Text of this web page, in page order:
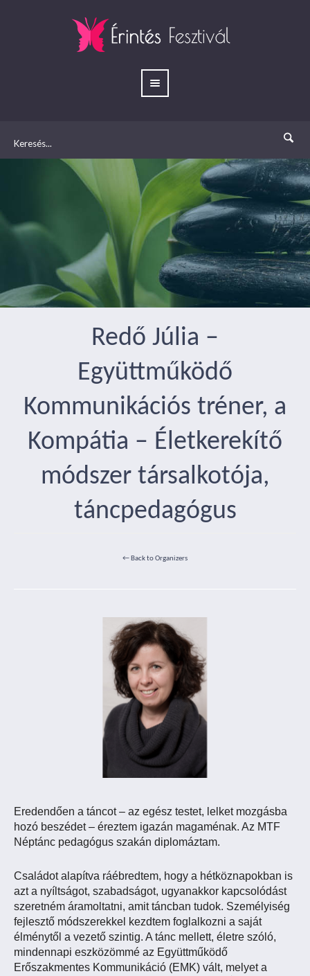
Redő Júlia –
Együttműködő
Kommunikációs tréner, a
Kompátia – Életkerekítő
módszer társalkotója,
táncpedagógus
← Back to Organizers
Eredendően a táncot – az egész testet, lelket mozgásba
hozó beszédet – éreztem igazán magaménak. Az MTF
Néptánc pedagógus szakán diplomáztam.
Családot alapítva ráébredtem, hogy a hétköznapokban is
azt a nyíltságot, szabadságot, ugyanakkor kapcsolódást
szeretném áramoltatni, amit táncban tudok. Személyiség
fejlesztő módszerekkel kezdtem foglalkozni a saját
élménytől a vezető szintig. A tánc mellett, életre szóló,
mindennapi eszközömmé az Együttműködő
Erőszakmentes Kommunikáció (EMK) vált, melyet a